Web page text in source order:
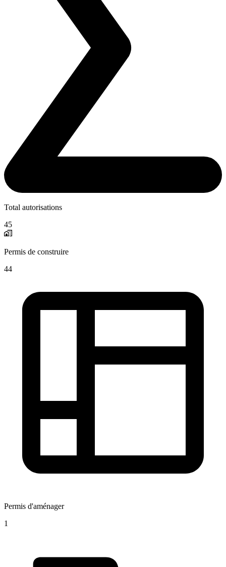
Total autorisations
45
Permis de construire
44
Permis d'aménager
1